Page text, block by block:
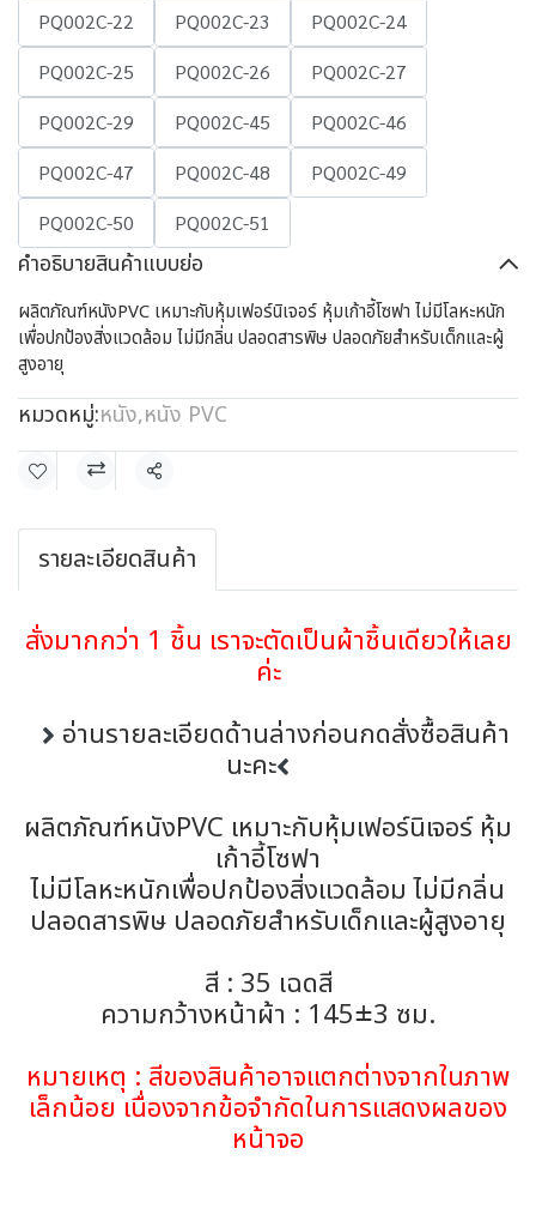
PQ002C-22
PQ002C-23
PQ002C-24
PQ002C-25
PQ002C-26
PQ002C-27
PQ002C-29
PQ002C-45
PQ002C-46
PQ002C-47
PQ002C-48
PQ002C-49
PQ002C-50
PQ002C-51
คำอธิบายสินค้าแบบย่อ
ผลิตภัณฑ์หนังPVC เหมาะกับหุ้มเฟอร์นิเจอร์ หุ้มเก้าอี้โซฟา ไม่มีโลหะหนัก
เพื่อปกป้องสิ่งแวดล้อม ไม่มีกลิ่น ปลอดสารพิษ ปลอดภัยสำหรับเด็กและผู้
สูงอายุ
หมวดหมู่:หนัง,หนัง PVC
แชร์
รายละเอียดสินค้า
สั่งมากกว่า 1 ชิ้น เราจะตัดเป็นผ้าชิ้นเดียวให้เลย
ค่ะ
อ่านรายละเอียดด้านล่างก่อนกดสั่งซื้อสินค้า
นะคะ
ผลิตภัณฑ์หนังPVC เหมาะกับหุ้มเฟอร์นิเจอร์ หุ้ม
เก้าอี้โซฟา
ไม่มีโลหะหนักเพื่อปกป้องสิ่งแวดล้อม ไม่มีกลิ่น
ปลอดสารพิษ ปลอดภัยสำหรับเด็กและผู้สูงอายุ
สี : 35 เฉดสี
ความกว้างหน้าผ้า : 145±3 ซม.
หมายเหตุ : สีของสินค้าอาจแตกต่างจากในภาพ
เล็กน้อย เนื่องจากข้อจำกัดในการแสดงผลของ
หน้าจอ